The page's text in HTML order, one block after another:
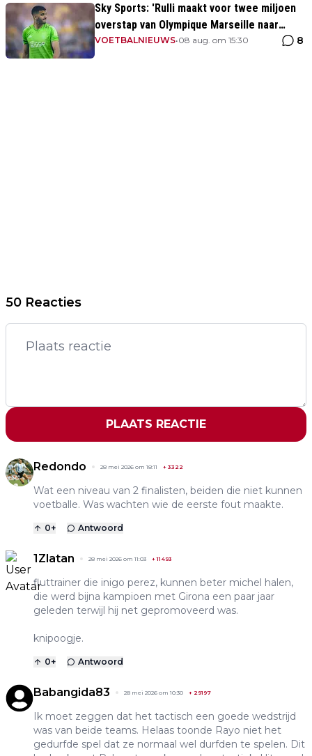
Sky Sports: 'Rulli maakt voor twee miljoen
overstap van Olympique Marseille naar
Manchester City'
VOETBALNIEUWS•08 aug. om 15:30 8
50 Reacties
PLAATS REACTIE
Redondo 28 mei 2026 om 18:11 + 3322
Wat een niveau van 2 finalisten, beiden die niet kunnen
voetballe. Was wachten wie de eerste fout maakte.
0+ Antwoord
1Zlatan 28 mei 2026 om 11:03 +11493
fluttrainer die inigo perez, kunnen beter michel halen,
die werd bijna kampioen met Girona een paar jaar
geleden terwijl hij net gepromoveerd was.
knipoogje.
0+ Antwoord
Babangida83 28 mei 2026 om 10:30 + 29197
Ik moet zeggen dat het tactisch een goede wedstrijd
was van beide teams. Helaas toonde Rayo niet het
gedurfde spel dat ze normaal wel durfden te spelen. Dit